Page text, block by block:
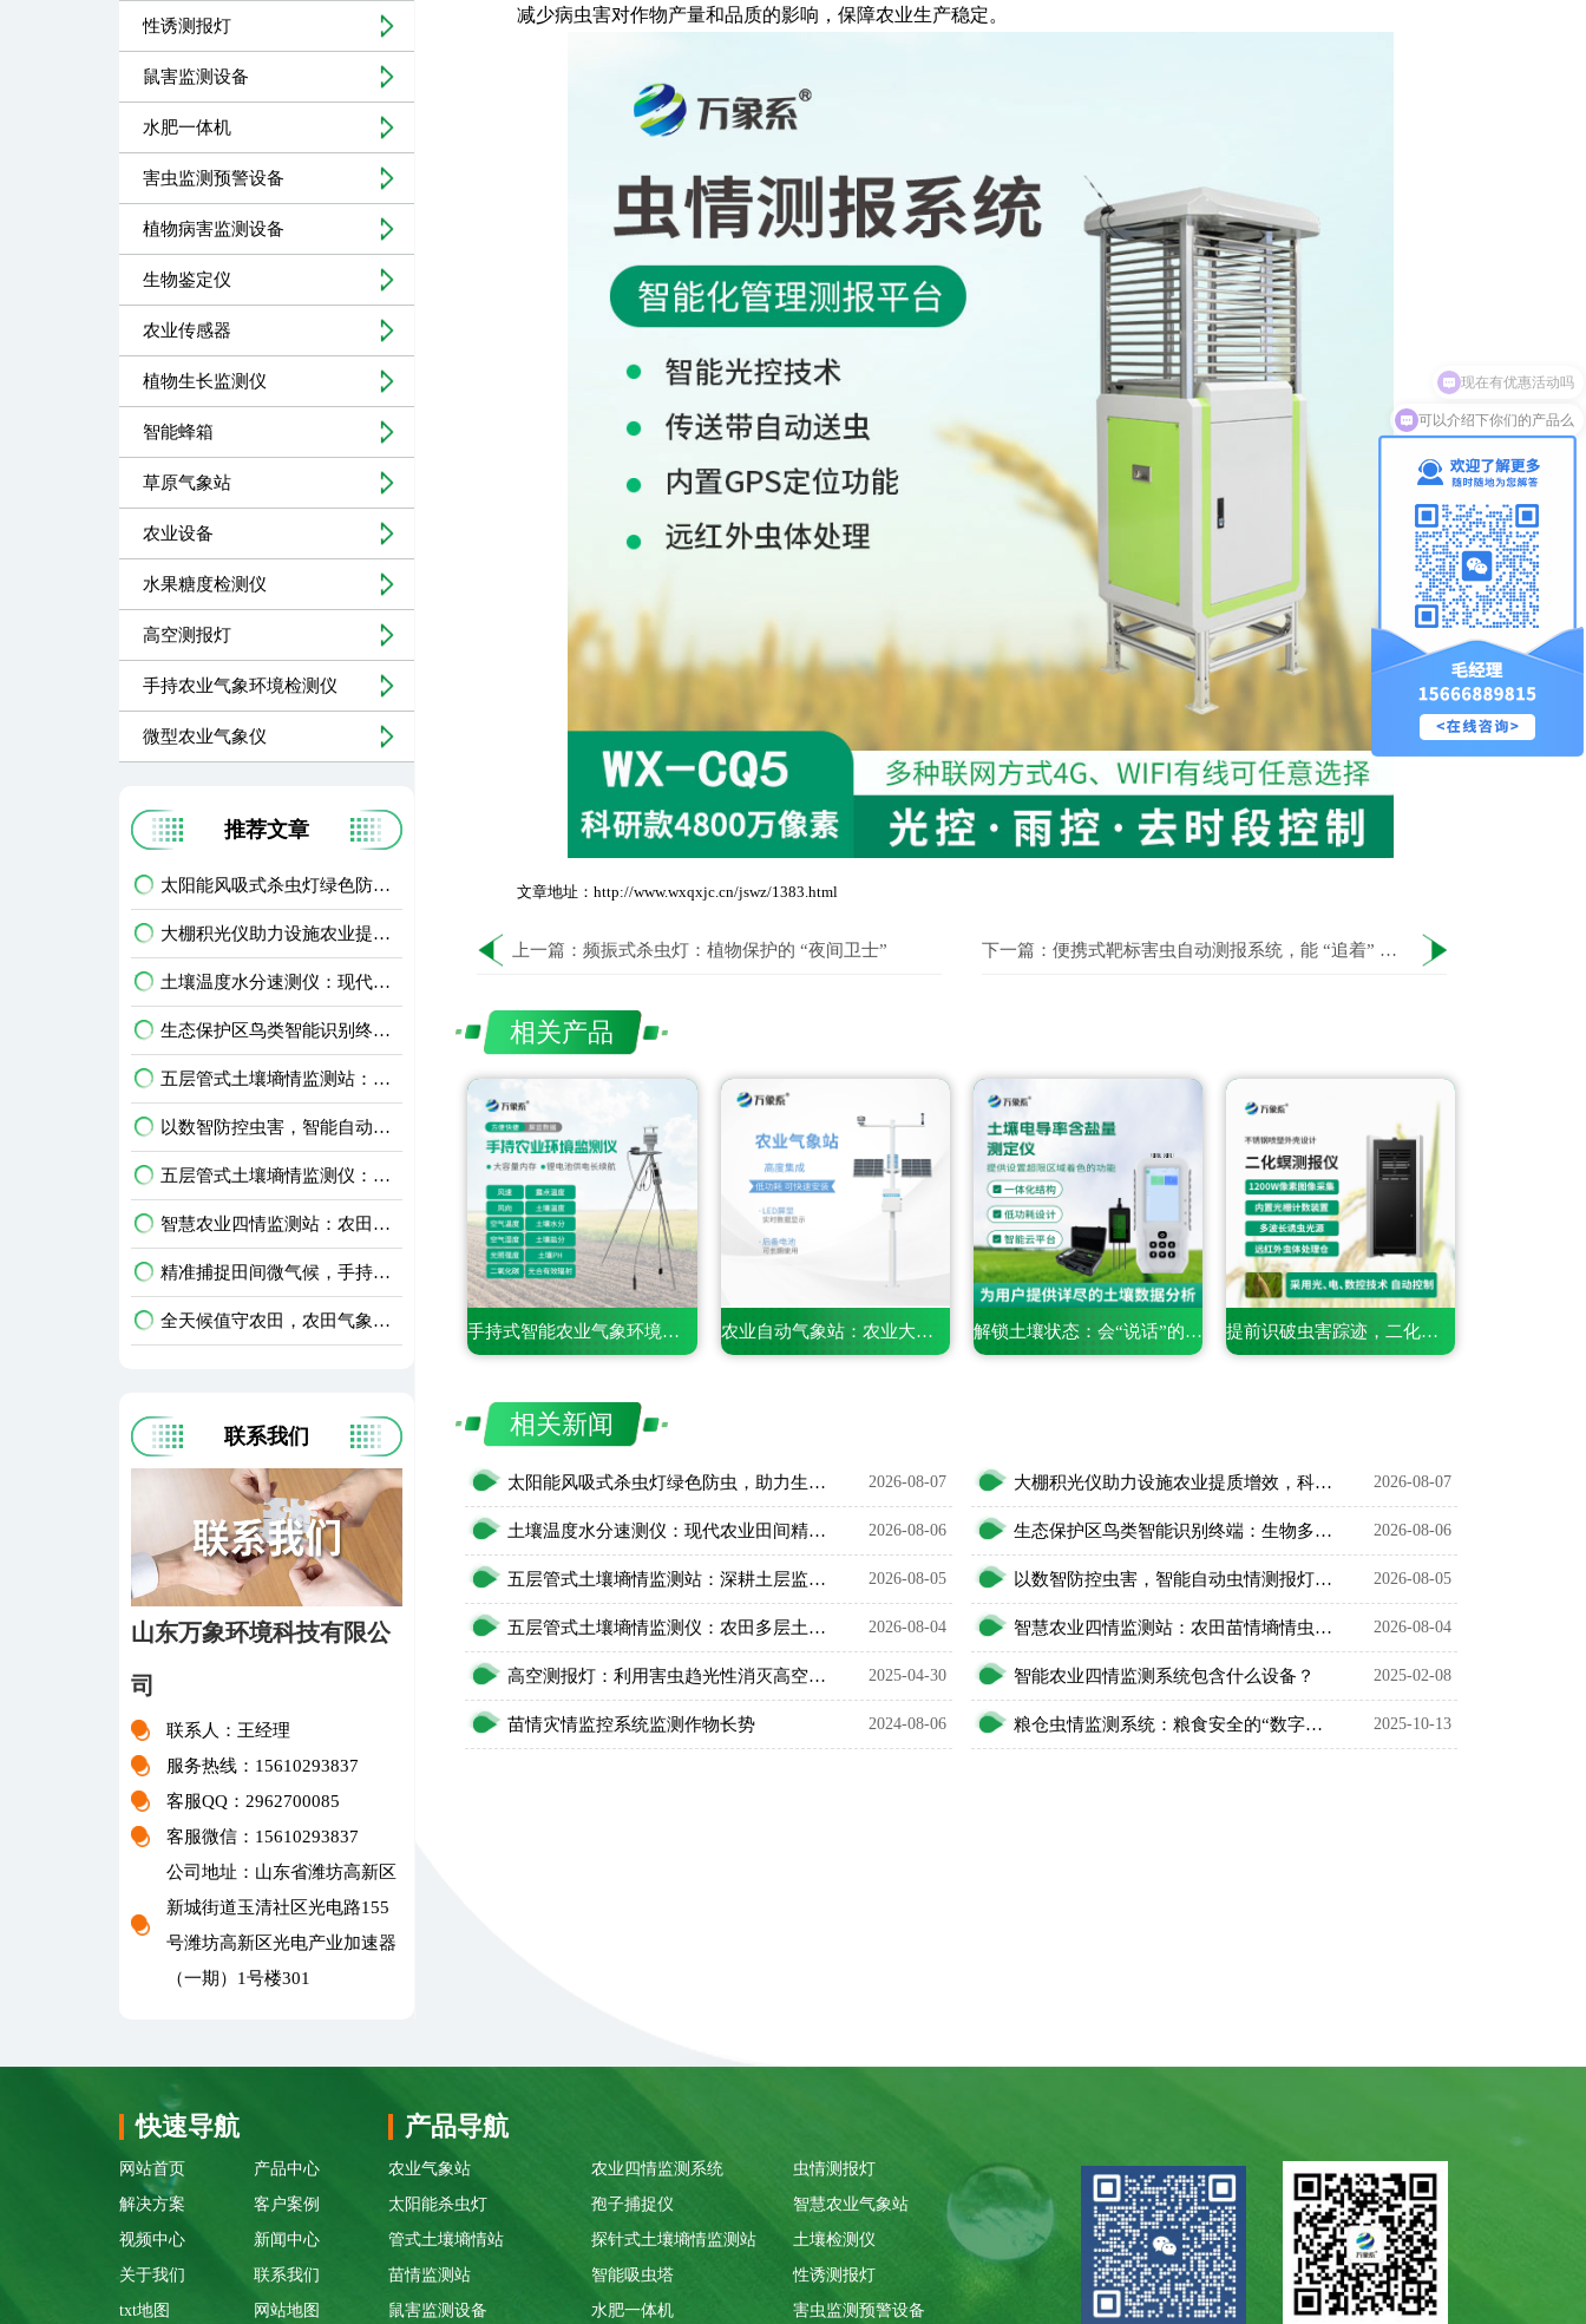
性诱测报灯
鼠害监测设备
水肥一体机
害虫监测预警设备
植物病害监测设备
生物鉴定仪
农业传感器
植物生长监测仪
智能蜂箱
草原气象站
农业设备
水果糖度检测仪
高空测报灯
手持农业气象环境检测仪
微型农业气象仪
推荐文章
太阳能风吸式杀虫灯绿色防虫，助力生态农业无公害种植
大棚积光仪助力设施农业提质增效，科学把控作物光照环境
土壤温度水分速测仪：现代农业田间精细化管护智能利器
生态保护区鸟类智能识别终端：生物多样性保护智能监测设备
五层管式土壤墒情监测站：深耕土层监测，看透土壤水情
以数智防控虫害，智能自动虫情测报灯精准预判农林虫情
五层管式土壤墒情监测仪：农田多层土壤水分智能监测设备
智慧农业四情监测站：农田苗情墒情虫情灾情一体化监测设备
精准捕捉田间微气候，手持式农业气象环境检测仪护好庄稼
全天候值守农田，农田气象环境监测站升级智慧农业
联系我们
山东万象环境科技有限公
司
联系人：王经理
服务热线：15610293837
客服QQ：2962700085
客服微信：15610293837
公司地址：山东省潍坊高新区
新城街道玉清社区光电路155
号潍坊高新区光电产业加速器
（一期）1号楼301
减少病虫害对作物产量和品质的影响，保障农业生产稳定。
文章地址：http://www.wxqxjc.cn/jswz/1383.html
上一篇： 频振式杀虫灯：植物保护的 “夜间卫士” 下一篇： 便携式靶标害虫自动测报系统，能 “追着” 害虫测的便携神器！
相关产品
手持式智能农业气象环境检测仪——一款携带方便的仪器 农业自动气象站：农业大田里的气象监测专员 解锁土壤状态：会“说话”的电导率含盐量测定仪 提前识破虫害踪迹，二化螟虫害监测系统的精准捕捉之道
相关新闻
太阳能风吸式杀虫灯绿色防虫，助力生态农业无公害种植 2026-08-07 大棚积光仪助力设施农业提质增效，科学把控作物光照环境 2026-08-07
土壤温度水分速测仪：现代农业田间精细化管护智能利器 2026-08-06 生态保护区鸟类智能识别终端：生物多样性保护智能监测设备 2026-08-06
五层管式土壤墒情监测站：深耕土层监测，看透土壤水情 2026-08-05 以数智防控虫害，智能自动虫情测报灯精准预判农林虫情 2026-08-05
五层管式土壤墒情监测仪：农田多层土壤水分智能监测设备 2026-08-04 智慧农业四情监测站：农田苗情墒情虫情灾情一体化监测设备 2026-08-04
高空测报灯：利用害虫趋光性消灭高空迁飞性害虫 2025-04-30 智能农业四情监测系统包含什么设备？ 2025-02-08
苗情灾情监控系统监测作物长势 2024-08-06 粮仓虫情监测系统：粮食安全的“数字卫士” 2025-10-13
快速导航
网站首页
产品中心
解决方案
客户案例
视频中心
新闻中心
关于我们
联系我们
txt地图
网站地图
产品导航
农业气象站 农业四情监测系统
虫情测报灯
太阳能杀虫灯
孢子捕捉仪
智慧农业气象站
管式土壤墒情站
探针式土壤墒情监测站
土壤检测仪
苗情监测站
智能吸虫塔
性诱测报灯
鼠害监测设备
水肥一体机 害虫监测预警设备
可以介绍下你们的产品么